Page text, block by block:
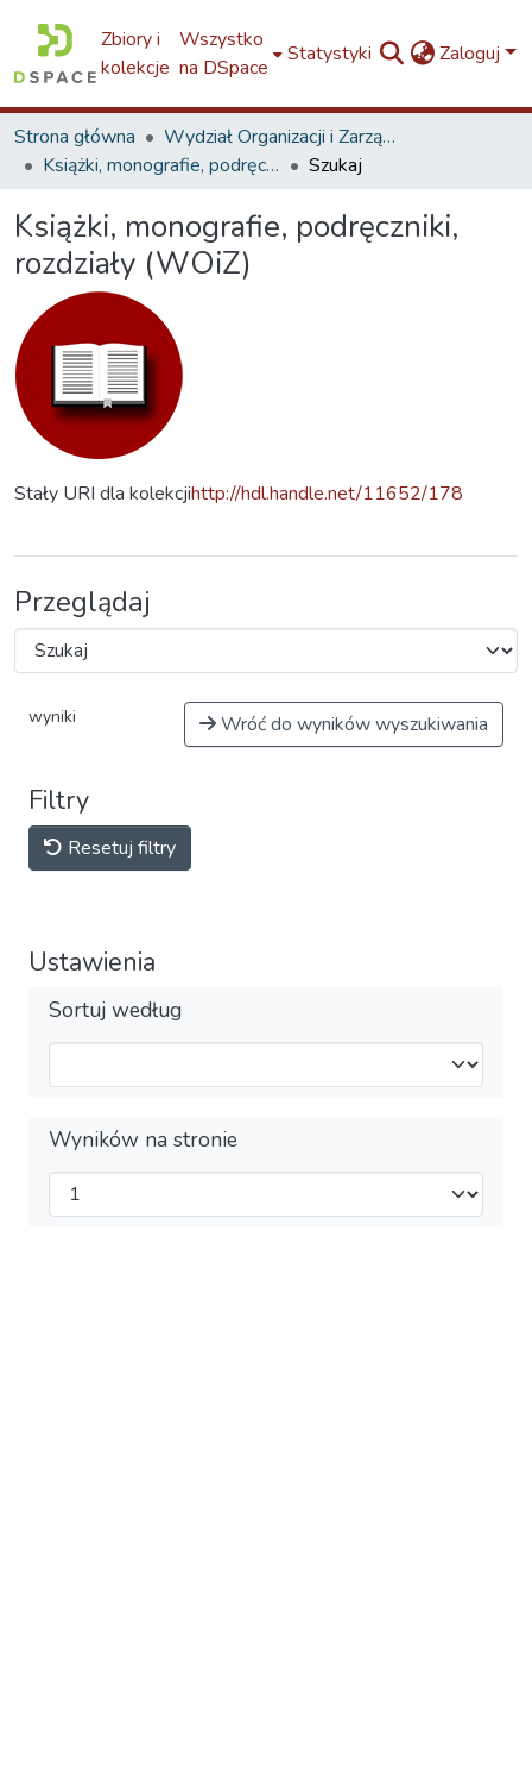
Zbiory i
kolekcje
Wszystko
na DSpace
Statystyki Zaloguj
Strona główna
Wydział Organizacji i Zarządzania / Faculty of Organization and Management / W8
Książki, monografie, podręczniki, rozdziały (WOiZ)
Szukaj
Książki, monografie, podręczniki,
rozdziały (WOiZ)
Stały URI dla kolekcjihttp://hdl.handle.net/11652/178
Przeglądaj
wyniki Wróć do wyników wyszukiwania
Filtry
Resetuj filtry
Ustawienia
Sortuj według
Wyników na stronie